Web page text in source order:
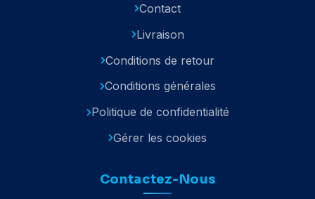
Contact
Livraison
Conditions de retour
Conditions générales
Politique de confidentialité
Gérer les cookies
Contactez-Nous